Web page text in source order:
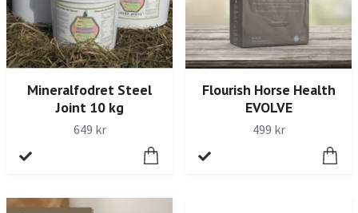
Mineralfodret Steel
Joint 10 kg
649 kr
Flourish Horse Health
EVOLVE
499 kr